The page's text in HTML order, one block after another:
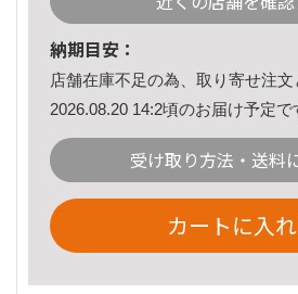
納期目安：
店舗在庫不足の為、取り寄せ注文
2026.08.20 14:2頃のお届け予定で
受け取り方法・送料
カートに入